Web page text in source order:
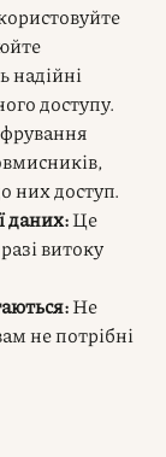
надійні
доступу.
них доступ.
даних:Це
витоку
Не
не потрібні